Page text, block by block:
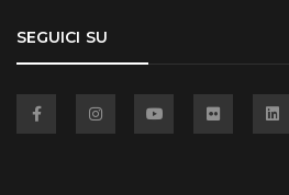
SEGUICI SU